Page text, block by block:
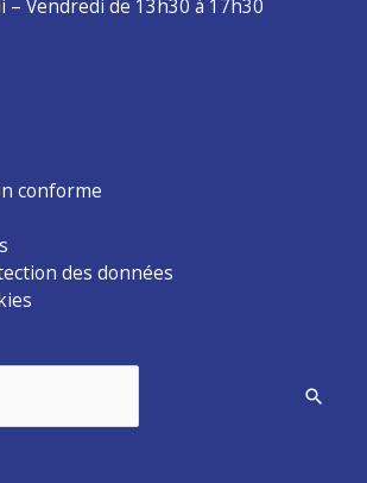
– Vendredi de 13h30 à 17h30
conforme
des données